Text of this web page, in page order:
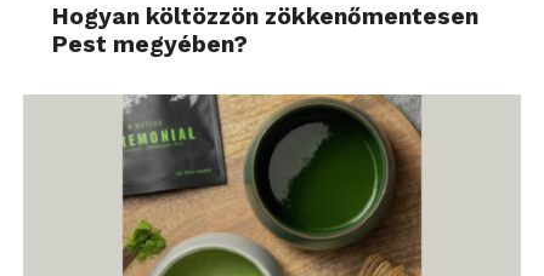
Hogyan költözzön zökkenőmentesen
Pest megyében?